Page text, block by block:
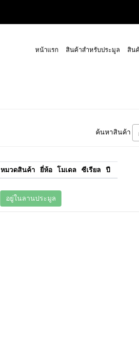
หน้าแรก สินค้าสำหรับประมูล สิน
ค้นหาสินค้า
หมวดสินค้า ยี่ห้อ โมเดล ซีเรียล ปี
อยู่ในลานประมูล